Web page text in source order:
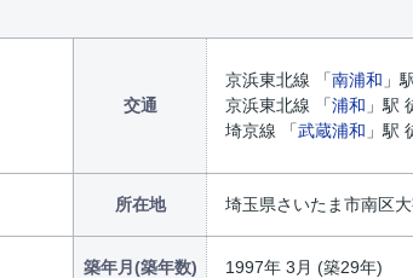
交通
京浜東北線 「南浦和 」
京浜東北線 「浦和 」駅
埼京線 「武蔵浦和 」駅
所在地 埼玉県さいたま市南区
築年月(築年数) 1997年 3月 (築29年)